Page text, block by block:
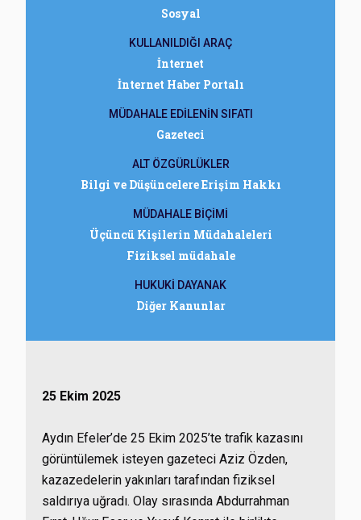
Sosyal
KULLANILDIĞI ARAÇ
İnternet
İnternet Haber Portalı
MÜDAHALE EDİLENİN SIFATI
Gazeteci
ALT ÖZGÜRLÜKLER
Bilgi ve Düşüncelere Erişim Hakkı
MÜDAHALE BİÇİMİ
Üçüncü Kişilerin Müdahaleleri
Fiziksel müdahale
HUKUKİ DAYANAK
Diğer Kanunlar
25 Ekim 2025
Aydın Efeler’de 25 Ekim 2025’te trafik kazasını
görüntülemek isteyen gazeteci Aziz Özden,
kazazedelerin yakınları tarafından fiziksel
saldırıya uğradı. Olay sırasında Abdurrahman